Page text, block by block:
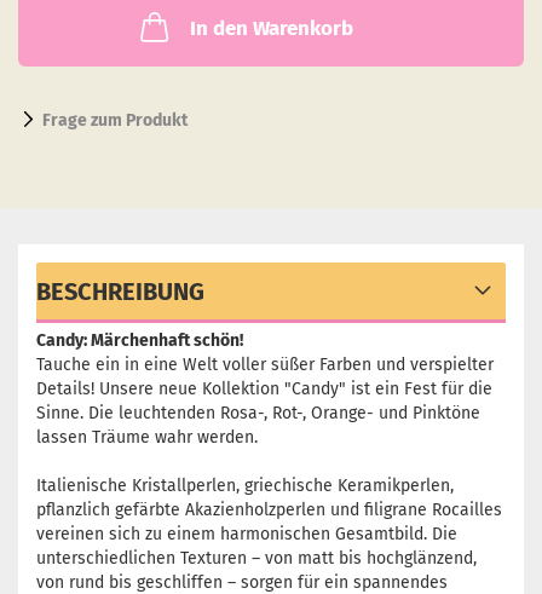
In den Warenkorb
Frage zum Produkt
BESCHREIBUNG
Candy: Märchenhaft schön!
Tauche ein in eine Welt voller süßer Farben und verspielter
Details! Unsere neue Kollektion "Candy" ist ein Fest für die
Sinne. Die leuchtenden Rosa-, Rot-, Orange- und Pinktöne
lassen Träume wahr werden.
Italienische Kristallperlen, griechische Keramikperlen,
pflanzlich gefärbte Akazienholzperlen und filigrane Rocailles
vereinen sich zu einem harmonischen Gesamtbild. Die
unterschiedlichen Texturen – von matt bis hochglänzend,
von rund bis geschliffen – sorgen für ein spannendes